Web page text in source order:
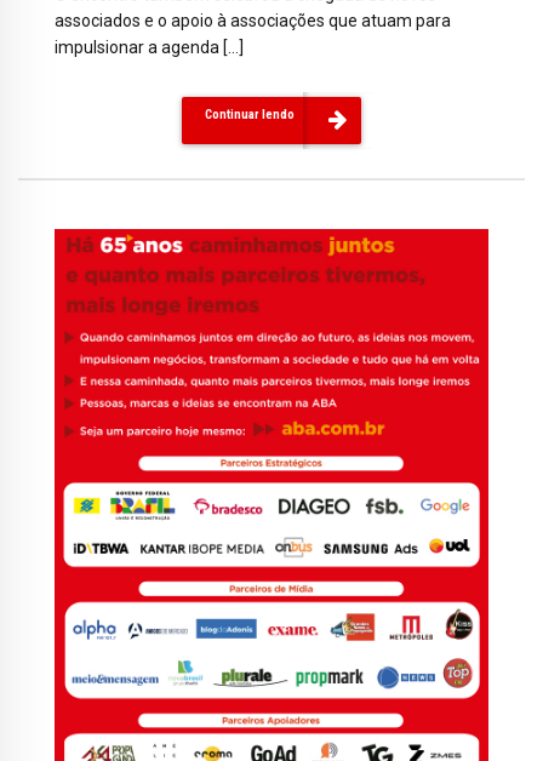
associados e o apoio à associações que atuam para
impulsionar a agenda […]
Continuar lendo